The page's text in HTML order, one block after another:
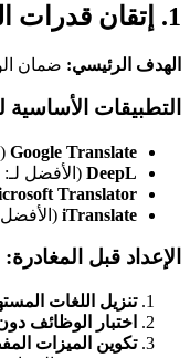
1. إتقان قدرات الترجمة دون اتصال
الهدف الرئيسي: ضمان
التطبيقات الأساسية
Google Translate
DeepL (الأفضل
Translator
iTranslate
الإعداد قبل المغادرة:
تنزيل اللغات
اختبار الوظائف
تكوين الميزات